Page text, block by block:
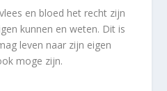
en bloed het recht zijn
kunnen en weten. Dit is
leven naar zijn eigen
moge zijn.